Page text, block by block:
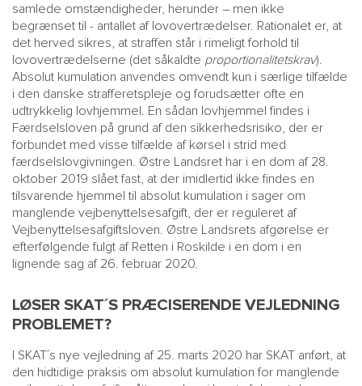
samlede omstændigheder, herunder – men ikke
begrænset til - antallet af lovovertrædelser. Rationalet er, at
det herved sikres, at straffen står i rimeligt forhold til
lovovertrædelserne (det såkaldte proportionalitetskrav).
Absolut kumulation anvendes omvendt kun i særlige tilfælde
i den danske strafferetspleje og forudsætter ofte en
udtrykkelig lovhjemmel. En sådan lovhjemmel findes i
Færdselsloven på grund af den sikkerhedsrisiko, der er
forbundet med visse tilfælde af kørsel i strid med
færdselslovgivningen. Østre Landsret har i en dom af 28.
oktober 2019 slået fast, at der imidlertid ikke findes en
tilsvarende hjemmel til absolut kumulation i sager om
manglende vejbenyttelsesafgift, der er reguleret af
Vejbenyttelsesafgiftsloven. Østre Landsrets afgørelse er
efterfølgende fulgt af Retten i Roskilde i en dom i en
lignende sag af 26. februar 2020.
LØSER SKAT´S PRÆCISERENDE VEJLEDNING
PROBLEMET?
I SKAT´s nye vejledning af 25. marts 2020 har SKAT anført, at
den hidtidige praksis om absolut kumulation for manglende